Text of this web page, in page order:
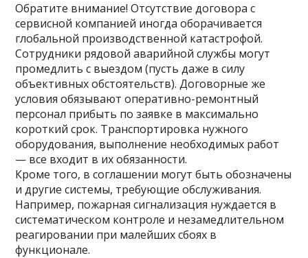
Обратите внимание! Отсутствие договора с
сервисной компанией иногда оборачивается
глобальной производственной катастрофой.
Сотрудники рядовой аварийной службы могут
промедлить с выездом (пусть даже в силу
объективных обстоятельств). Договорные же
условия обязывают оперативно-ремонтный
персонал прибыть по заявке в максимально
короткий срок. Транспортировка нужного
оборудования, выполнение необходимых работ
— все входит в их обязанности.
Кроме того, в соглашении могут быть обозначены
и другие системы, требующие обслуживания.
Например, пожарная сигнализация нуждается в
систематическом контроле и незамедлительном
реагировании при малейших сбоях в
функционале.